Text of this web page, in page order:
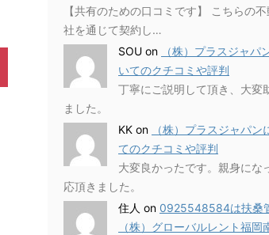
【共有のための口コミです】 こちらの
社を通じて契約し…
SOU on
（株）プラスジャパ
いてのクチコミや評判
丁寧にご説明して頂き、大変
ました。
KK on
（株）プラスジャパン
てのクチコミや評判
大変良かったです。親身にな
応頂きました。
住人 on 0925548584は扶桑
（株）グローバルレント福岡